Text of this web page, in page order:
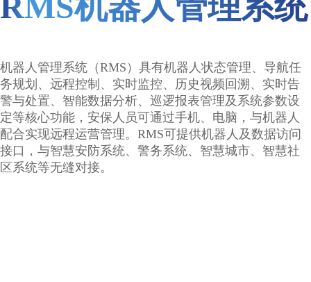
机器人管理系统（RMS）具有机器人状态管理、导航任
务规划、远程控制、实时监控、历史视频回溯、实时告
警与处置、智能数据分析、巡逻报表管理及系统参数设
定等核心功能，安保人员可通过手机、电脑，与机器人
配合实现远程运营管理。RMS可提供机器人及数据访问
接口，与智慧安防系统、警务系统、智慧城市、智慧社
区系统等无缝对接。